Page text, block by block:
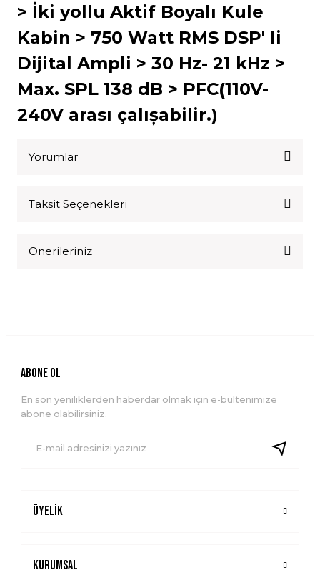
> İki yollu Aktif Boyalı Kule
Kabin > 750 Watt RMS DSP' li
Dijital Ampli > 30 Hz- 21 kHz >
Max. SPL 138 dB > PFC(110V-
240V arası çalıșabilir.)
Yorumlar
Taksit Seçenekleri
Önerileriniz
Ürün resmi kalitesiz, bozuk veya görüntülenemiyor.
Ürün bilgilerinde hatalar bulunuyor.
Bu ürüne benzer farklı alternatifler olmalı.
Üyelik
Kurumsal
ABONE OL
En son yeniliklerden haberdar olmak için e-bültenimize
abone olabilirsiniz.